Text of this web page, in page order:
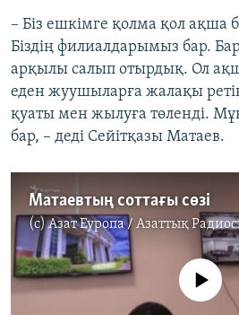
– Біз ешкімге қолма қол ақша
Біздің филиалдарымыз бар.
арқылы салып отырдық. Ол
еден жуушыларға жалақы
қуаты мен жылуға төленді.
бар, – деді Сейітқазы Матаев.
Матаевтың соттағы сөзі
(c)Азат Еуропа / Азаттық
No media source